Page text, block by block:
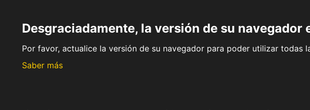
Desgraciadamente, la versión de su navegador
Por favor, actualice la versión de su navegador para poder utilizar todas
Saber más